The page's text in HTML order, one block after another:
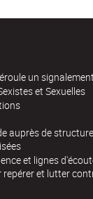
lorsque
si vous êtes
un
et Sexuelles
auprès de
et lignes
repérer et lutter